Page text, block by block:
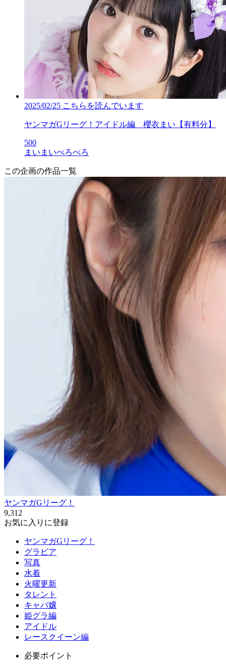
2025/02/25 こちらを読んでいます
ヤンマガGリーグ！アイドル編 櫻衣まい【有料分】
500
まいまいぺろぺろ
この企画の作品一覧
ヤンマガGリーグ！
9,312
お気に入りに登録
ヤンマガGリーグ！
グラビア
写真
水着
火曜更新
タレント
キャバ嬢
姫グラ編
アイドル
レースクイーン編
必要ポイント